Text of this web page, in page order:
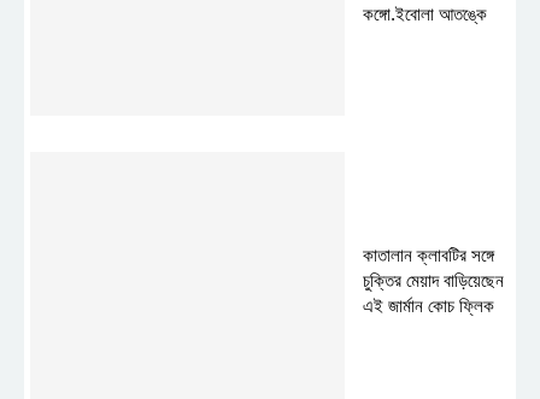
কঙ্গো.ইবোলা আতঙ্কে
কাতালান ক্লাবটির সঙ্গে
চুক্তির মেয়াদ বাড়িয়েছেন
এই জার্মান কোচ ফ্লিক